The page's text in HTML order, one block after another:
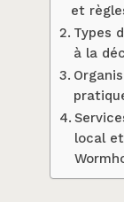
et
Types
à la
local